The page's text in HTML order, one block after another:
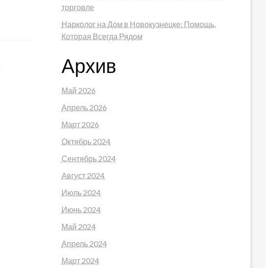
торговле
Нарколог на Дом в Новокузнецке: Помощь,
Которая Всегда Рядом
Архив
Май 2026
Апрель 2026
Март 2026
Октябрь 2024
Сентябрь 2024
Август 2024
Июль 2024
Июнь 2024
Май 2024
Апрель 2024
Март 2024